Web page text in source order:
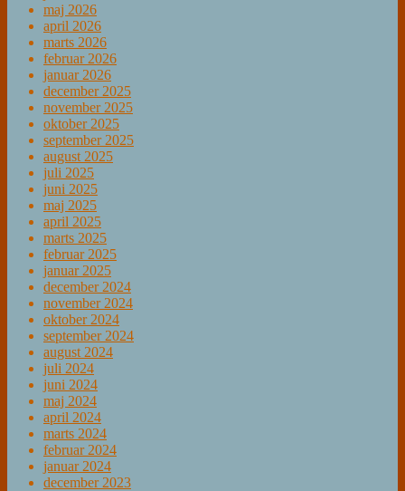
maj 2026
april 2026
marts 2026
februar 2026
januar 2026
december 2025
november 2025
oktober 2025
september 2025
august 2025
juli 2025
juni 2025
maj 2025
april 2025
marts 2025
februar 2025
januar 2025
december 2024
november 2024
oktober 2024
september 2024
august 2024
juli 2024
juni 2024
maj 2024
april 2024
marts 2024
februar 2024
januar 2024
december 2023